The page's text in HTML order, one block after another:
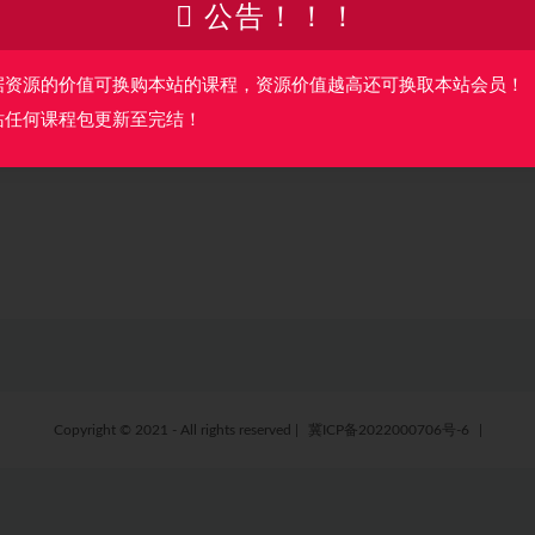
抱歉，暂无符合条件的内容
Copyright © 2021 - All rights reserved 冀ICP备2022000706号-6
公告！！！
资源的价值可换购本站的课程，资源价值越高还可换取本站会员！
任何课程包更新至完结！